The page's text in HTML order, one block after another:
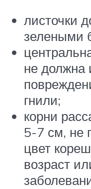
листочки
зелеными
не должна
гнили;
корни
5-7 см, не
цвет
возраст